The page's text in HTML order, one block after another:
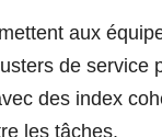
aux
de
des index
les tâches.